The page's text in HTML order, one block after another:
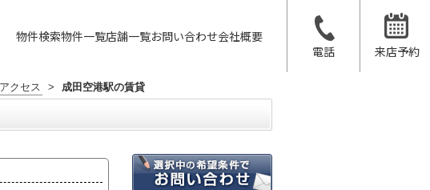
物件検索物件一覧店舗一覧お問い合わせ会社概要
電話
来店予約
クセス > 成田空港駅の賃貸